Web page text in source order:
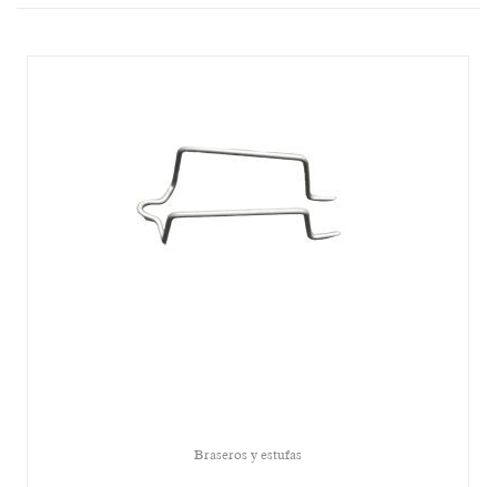
Braseros y estufas